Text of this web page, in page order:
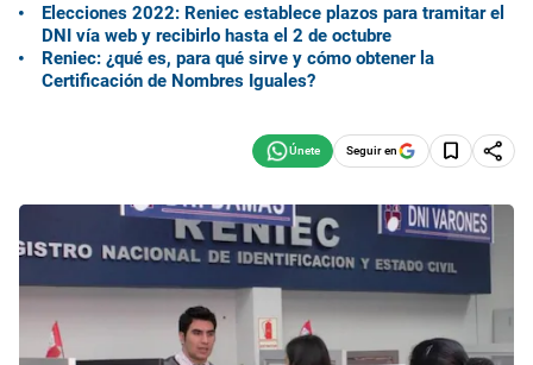
Elecciones 2022: Reniec establece plazos para tramitar el
DNI vía web y recibirlo hasta el 2 de octubre
Reniec: ¿qué es, para qué sirve y cómo obtener la
Certificación de Nombres Iguales?
Seguir en